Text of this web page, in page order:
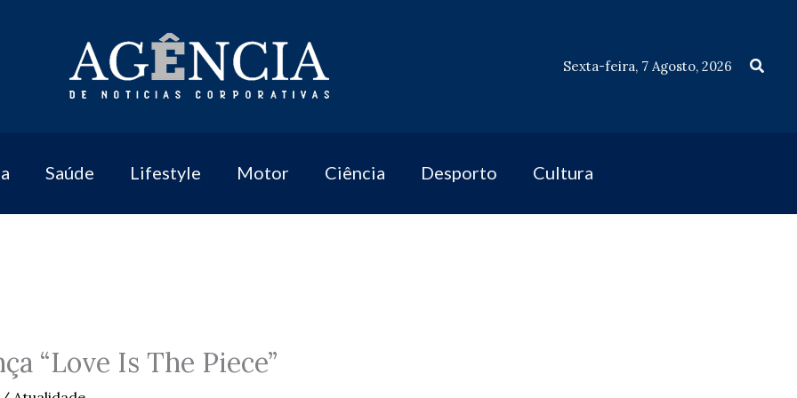
Sexta-feira, 7 Agosto, 2026
Saúde Lifestyle Motor Ciência Desporto Cultura
“Love Is The Piece”